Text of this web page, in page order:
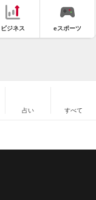
ビジネス eスポーツ
占い すべて